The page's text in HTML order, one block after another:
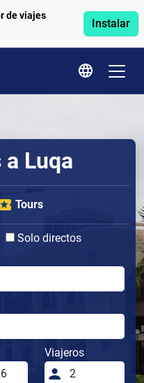
de viajes
Instalar
Luqa
Tours
Solo directos
Viajeros